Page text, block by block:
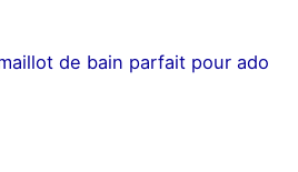
de bain parfait pour ado